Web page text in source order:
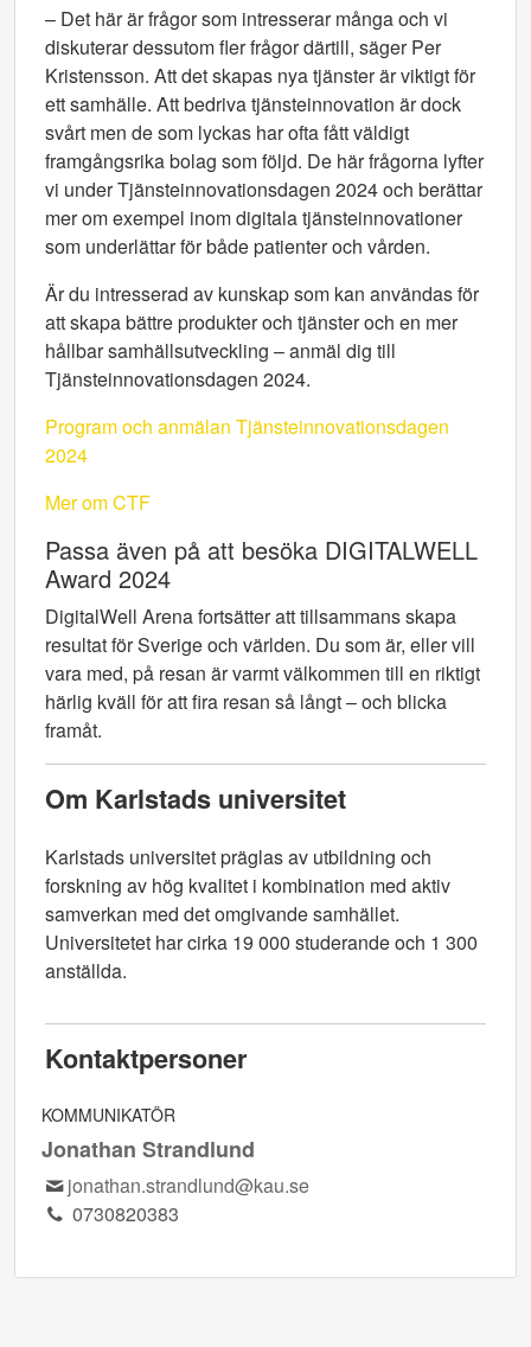
– Det här är frågor som intresserar många och vi
diskuterar dessutom fler frågor därtill, säger Per
Kristensson. Att det skapas nya tjänster är viktigt för
ett samhälle. Att bedriva tjänsteinnovation är dock
svårt men de som lyckas har ofta fått väldigt
framgångsrika bolag som följd. De här frågorna lyfter
vi under Tjänsteinnovationsdagen 2024 och berättar
mer om exempel inom digitala tjänsteinnovationer
som underlättar för både patienter och vården.
Är du intresserad av kunskap som kan användas för
att skapa bättre produkter och tjänster och en mer
hållbar samhällsutveckling – anmäl dig till
Tjänsteinnovationsdagen 2024.
Program och anmälan Tjänsteinnovationsdagen
2024
Mer om CTF
Passa även på att besöka DIGITALWELL
Award 2024
DigitalWell Arena fortsätter att tillsammans skapa
resultat för Sverige och världen. Du som är, eller vill
vara med, på resan är varmt välkommen till en riktigt
härlig kväll för att fira resan så långt – och blicka
framåt.
Om Karlstads universitet
Karlstads universitet präglas av utbildning och
forskning av hög kvalitet i kombination med aktiv
samverkan med det omgivande samhället.
Universitetet har cirka 19 000 studerande och 1 300
anställda.
Kontaktpersoner
KOMMUNIKATÖR
Jonathan Strandlund
jonathan.strandlund@kau.se
0730820383